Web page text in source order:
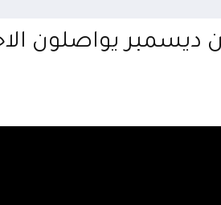
ديسمبر يواصلون